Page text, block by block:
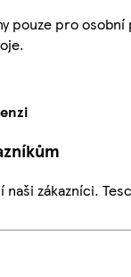
pouze pro
naši zákazníci.